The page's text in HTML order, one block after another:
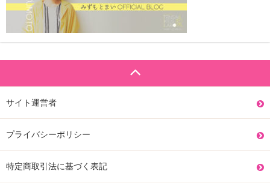
サイト運営者
プライバシーポリシー
特定商取引法に基づく表記